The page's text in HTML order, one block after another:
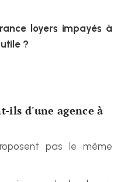
loyers impayés à
?
ils d'une agence à
pas le même